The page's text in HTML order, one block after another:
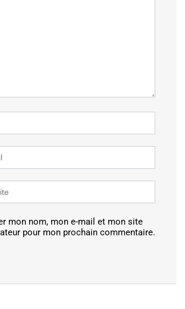
mon nom, mon e-mail et mon site
pour mon prochain commentaire.